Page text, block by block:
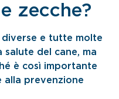
zecche?
diverse e tutte molte
salute del cane, ma
è così importante
alla prevenzione